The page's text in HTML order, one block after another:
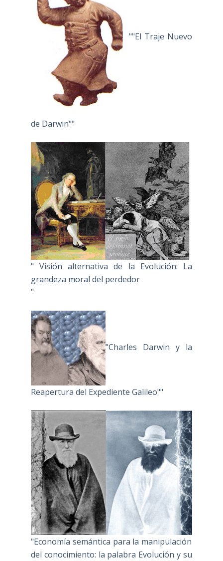
""El Traje Nuevo
de Darwin""
" Visión alternativa de la Evolución: La
grandeza moral del perdedor
"
"Charles Darwin y la
Reapertura del Expediente Galileo""
"Economía semántica para la manipulación
del conocimiento: la palabra Evolución y su